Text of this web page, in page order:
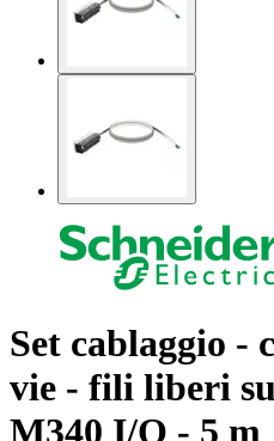
Set cablaggio -
vie - fili liberi
M340 I/O - 5 m